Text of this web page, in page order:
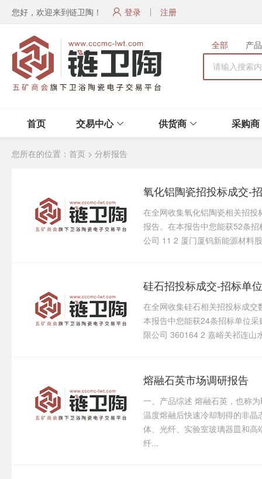
您好，欢迎来到链卫陶！ 登录 注册
全部 产品
首页 交易中心 供货商 采购商
您所在的位置： 首页 > 分析报告
氧化铝陶瓷招投标成交-
在全网收集氧化铝陶瓷相关招
报告。在本报告中您能获52条
公司 11 2 厦门厦钨新能源材料
硅石招投标成交-招标单
在全网收集硅石相关招投标成
本报告中您能获24条招标单位
限公司 360164 2 嘉峪关祁连山
熔融石英市场调研报告
一、产品综述 熔融石英，也称
温度熔融后快速冷却制得的非
体、光纤、实验室玻璃器皿和
纤...